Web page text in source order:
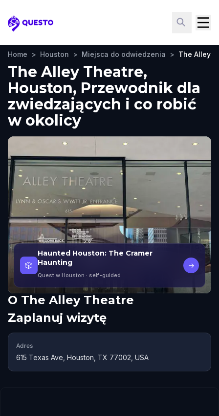
Questo
Home > Houston > Miejsca do odwiedzenia > The Alley
The Alley Theatre,
Houston, Przewodnik dla
zwiedzających i co robić
w okolicy
🎲
Haunted Houston: The Cramer
Haunting
Quest w Houston · self-guided
→
O The Alley Theatre
Zaplanuj wizytę
Adres
615 Texas Ave, Houston, TX 77002, USA